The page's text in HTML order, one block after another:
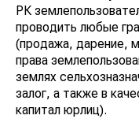
РК
проводить любые
(продажа, дарение,
права
землях
залог, а также в
капитал юрлиц).